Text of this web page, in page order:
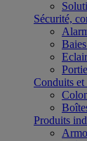
Sécurité,
Conduits et
Produits